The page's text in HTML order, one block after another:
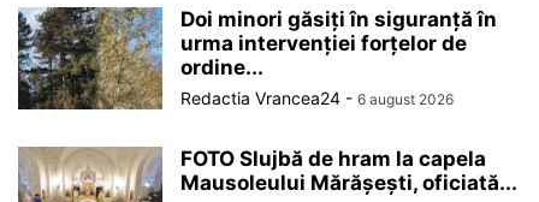
Doi minori găsiți în siguranță în
urma intervenției forțelor de
ordine...
Redactia Vrancea24 - 6 august 2026
FOTO Slujbă de hram la capela
Mausoleului Mărășești, oficiată...